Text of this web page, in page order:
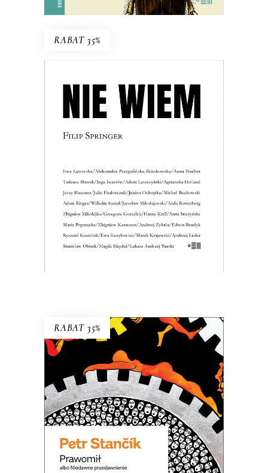
RABAT 35%
NIE WIEM
Może warto nauczyć się żyć z
56.00zł 36.40zł
KSIĄŻKA DO KOSZYKA
RABAT 35%
PRAWOMIŁ ALBO NIEDAWNE
PRZEDAWNIENIE
Bywa, że człowiek honoru zmuszony
jest wziąć sprawiedliwość we własne